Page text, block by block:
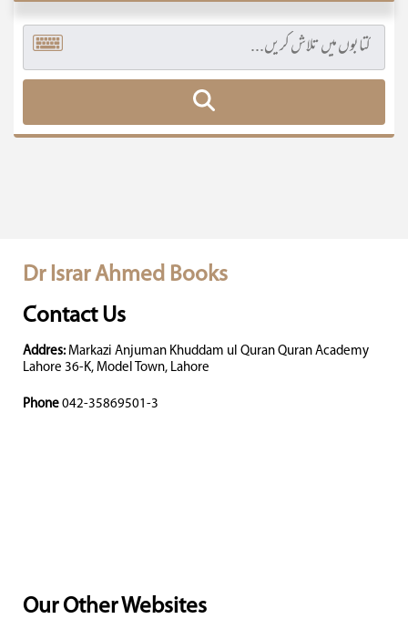
Dr Israr Ahmed Books
Contact Us
Addres: Markazi Anjuman Khuddam ul Quran Quran Academy
Lahore 36-K, Model Town, Lahore
Phone 042-35869501-3
Our Other Websites